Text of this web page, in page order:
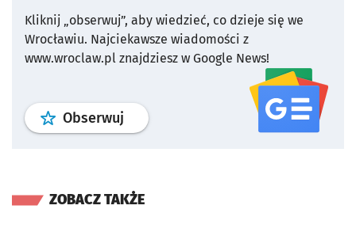
Kliknij „obserwuj”, aby wiedzieć, co dzieje się we
Wrocławiu. Najciekawsze wiadomości z
www.wroclaw.pl znajdziesz w Google News!
Obserwuj profil serwisu
ZOBACZ TAKŻE